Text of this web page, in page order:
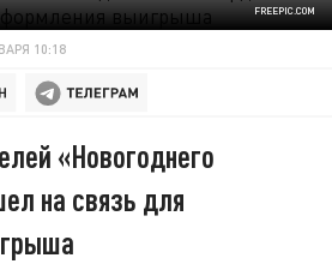
FREEPIC.COM
10:18
«Новогоднего
на связь для